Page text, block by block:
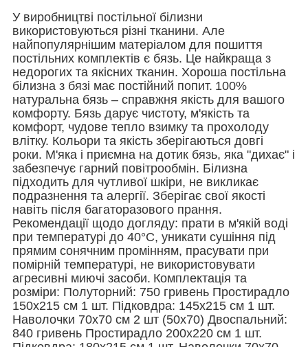
У виробництві постільної білизни
використовуються різні тканини. Але
найпопулярнішим матеріалом для пошиття
постільних комплектів є бязь. Це найкраща з
недорогих та якісних тканин. Хороша постільна
білизна з бязі має постійний попит. 100%
натуральна бязь – справжня якість для вашого
комфорту. Бязь дарує чистоту, м'якість та
комфорт, чудове тепло взимку та прохолоду
влітку. Кольори та якість зберігаються довгі
роки. М'яка і приємна на дотик бязь, яка "дихає" і
забезпечує гарний повітрообмін. Білизна
підходить для чутливої ​​шкіри, не викликає
подразнення та алергії. Зберігає свої якості
навіть після багаторазового прання.
Рекомендації щодо догляду: прати в м'якій воді
при температурі до 40°C, уникати сушіння під
прямим сонячним промінням, прасувати при
помірній температурі, не використовувати
агресивні миючі засоби. Комплектація та
розміри: Полуторний: 750 гривень Простирадло
150х215 см 1 шт. Підковдра: 145х215 см 1 шт.
Наволочки 70х70 см 2 шт (50х70) Двоспальний:
840 гривень Простирадло 200х220 см 1 шт.